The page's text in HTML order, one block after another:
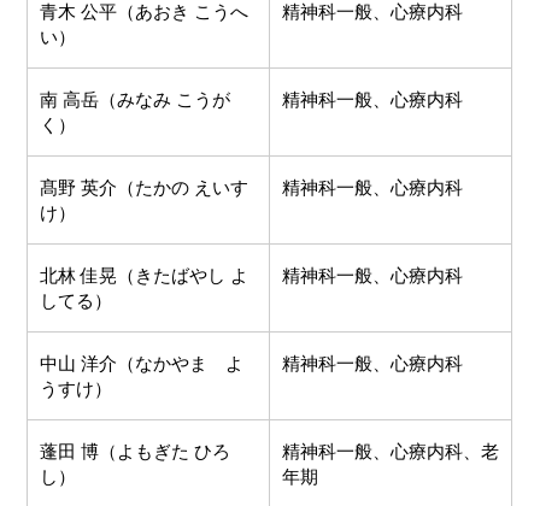
青木 公平（あおき こうへ
い）
精神科一般、心療内科
南 高岳（みなみ こうが
く）
精神科一般、心療内科
髙野 英介（たかの えいす
け）
精神科一般、心療内科
北林 佳晃（きたばやし よ
してる）
精神科一般、心療内科
中山 洋介（なかやま よ
うすけ）
精神科一般、心療内科
蓬田 博（よもぎた ひろ
し）
精神科一般、心療内科、老
年期